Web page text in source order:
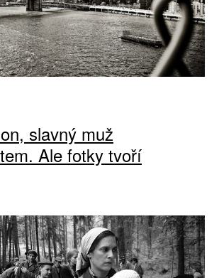
slavný muž
Ale fotky tvoří